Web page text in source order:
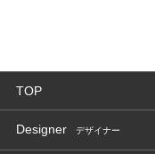
TOP
Designer デザイナー